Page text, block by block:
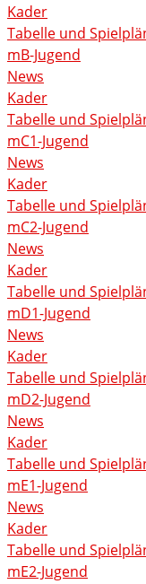
Kader
Tabelle und
mB-Jugend
News
Kader
Tabelle und
mC1-Jugend
News
Kader
Tabelle und
mC2-Jugend
News
Kader
Tabelle und
mD1-Jugend
News
Kader
Tabelle und
mD2-Jugend
News
Kader
Tabelle und
mE1-Jugend
News
Kader
Tabelle und
mE2-Jugend